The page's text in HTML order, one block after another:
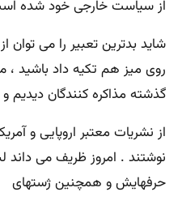
از سیاست خارجی خود شده
شاید بدترین تعبیر را می
روی میز هم تکیه داد باشید ،
گذشته مذاکره کنندگان دیدیم
از نشریات معتبر اروپایی و
نوشتند . امروز ظریف می داند
حرفهایش و همچنین ژستهای